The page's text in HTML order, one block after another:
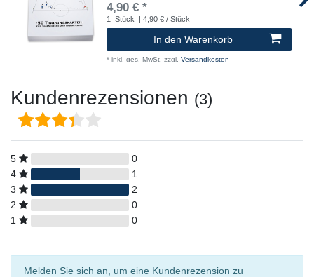
4,90 € *
1 Stück | 4,90 € / Stück
In den Warenkorb
* inkl. ges. MwSt. zzgl. Versandkosten
Kundenrezensionen (3)
5
0
4
1
3
2
2
0
1
0
Melden Sie sich an, um eine Kundenrezension zu